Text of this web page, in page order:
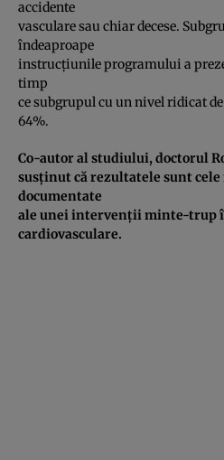
accidente
vasculare sau chiar decese.
îndeaproape
instrucţiunile programului a
timp
ce subgrupul cu un nivel ridicat
64%.
Co-autor al studiului, doctorul
susţinut că rezultatele sunt
documentate
ale unei intervenţii minte-trup
cardiovasculare.